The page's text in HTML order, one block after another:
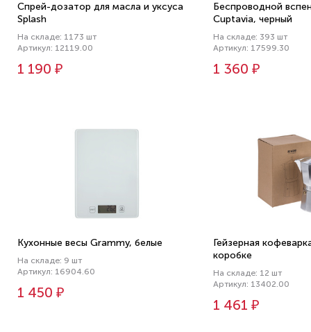
Спрей-дозатор для масла и уксуса
Splash
На складе: 1173 шт
Артикул: 12119.00
1 190 ₽
Беспроводной
Cuptavia, черный
На складе: 393 шт
Артикул: 17599.30
1 360 ₽
Кухонные весы Grammy, белые
На складе: 9 шт
Артикул: 16904.60
1 450 ₽
Гейзерная
коробке
На складе: 12 шт
Артикул: 13402.00
1 461 ₽